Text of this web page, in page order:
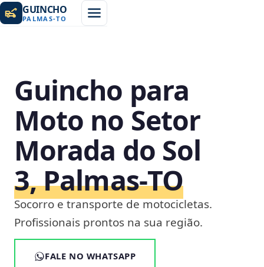
GUINCHO
PALMAS-TO
Guincho para
Moto no Setor
Morada do Sol
3, Palmas‑TO
Socorro e transporte de motocicletas.
Profissionais prontos na sua região.
FALE NO WHATSAPP